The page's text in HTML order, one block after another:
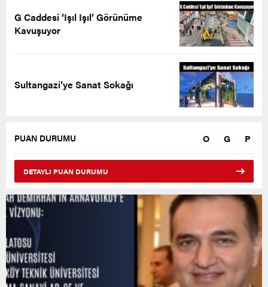
G Caddesi ‘Işıl Işıl’ Görünüme
Kavuşuyor
Sultangazi’ye Sanat Sokağı
PUAN DURUMU O G P
DETAYLI PUAN DURUMU